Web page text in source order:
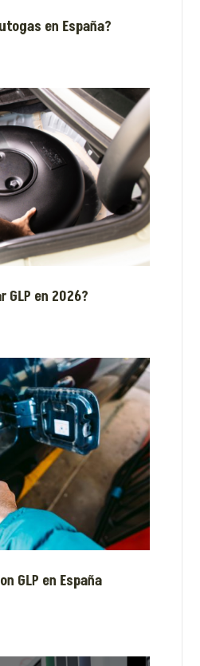
en España?
en 2026?
GLP en España